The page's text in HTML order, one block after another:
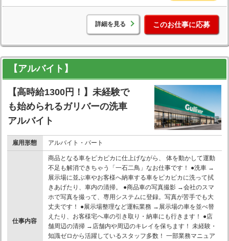
詳細を見る このお仕事に応募
【アルバイト】
【高時給1300円！】未経験で
も始められるガリバーの洗車
アルバイト
雇用形態 アルバイト・パート
仕事内容
商品となる車をピカピカに仕上げながら、 体を動かして運動
不足も解消できちゃう「一石二鳥」なお仕事です！ ●洗車 →
展示場に並ぶ車やお客様へ納車する車をピカピカに洗って拭
きあげたり、車内の清掃。 ●商品車の写真撮影 →会社のスマ
ホで写真を撮って、専用システムに登録。写真が苦手でも大
丈夫です！ ●展示場整理など運転業務 →展示場の車を並べ替
えたり、お客様宅へ車の引き取り・納車にも行きます！ ●店
舗周辺の清掃 →店舗内や周辺のキレイを保ちます！ 未経験・
知識ゼロから活躍しているスタッフ多数！ 一部業務マニュア